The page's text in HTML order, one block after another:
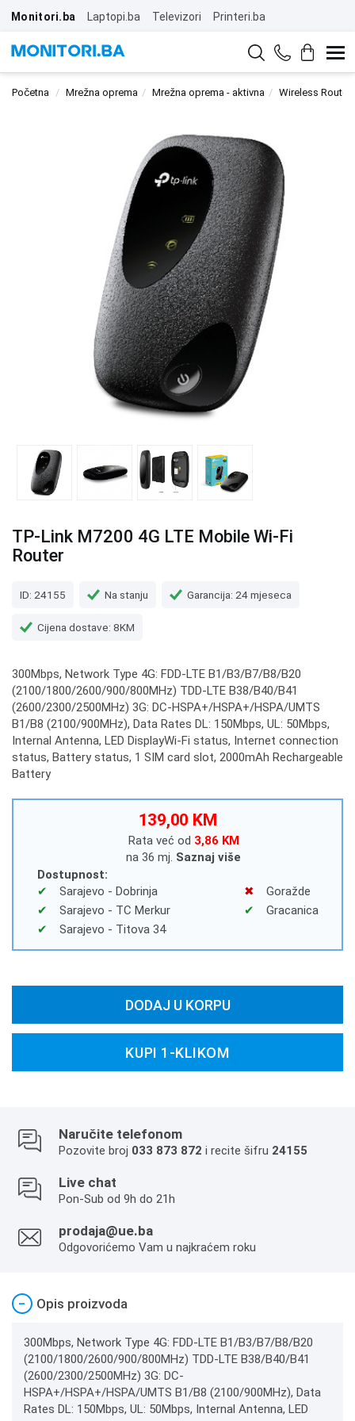
Monitori.ba Laptopi.ba Televizori Printeri.ba
Početna Mrežna oprema Mrežna oprema - aktivna Wireless Router
TP-Link M7200 4G LTE Mobile Wi-Fi
Router
ID: 24155 Na stanju Garancija: 24 mjeseca
Cijena dostave: 8KM
300Mbps, Network Type 4G: FDD-LTE B1/B3/B7/B8/B20
(2100/1800/2600/900/800MHz) TDD-LTE B38/B40/B41
(2600/2300/2500MHz) 3G: DC-HSPA+/HSPA+/HSPA/UMTS
B1/B8 (2100/900MHz), Data Rates DL: 150Mbps, UL: 50Mbps,
Internal Antenna, LED DisplayWi-Fi status, Internet connection
status, Battery status, 1 SIM card slot, 2000mAh Rechargeable
Battery
139,00 KM
Rata već od 3,86 KM
na 36 mj. Saznaj više
Dostupnost:
Sarajevo - Dobrinja
Sarajevo - TC Merkur
Sarajevo - Titova 34
Goražde
Gracanica
DODAJ U KORPU
KUPI 1-KLIKOM
Naručite telefonom
Pozovite broj 033 873 872 i recite šifru 24155
Live chat
Pon-Sub od 9h do 21h
prodaja@ue.ba
Odgovorićemo Vam u najkraćem roku
− Opis proizvoda
300Mbps, Network Type 4G: FDD-LTE B1/B3/B7/B8/B20
(2100/1800/2600/900/800MHz) TDD-LTE B38/B40/B41
(2600/2300/2500MHz) 3G: DC-
HSPA+/HSPA+/HSPA/UMTS B1/B8 (2100/900MHz), Data
Rates DL: 150Mbps, UL: 50Mbps, Internal Antenna, LED